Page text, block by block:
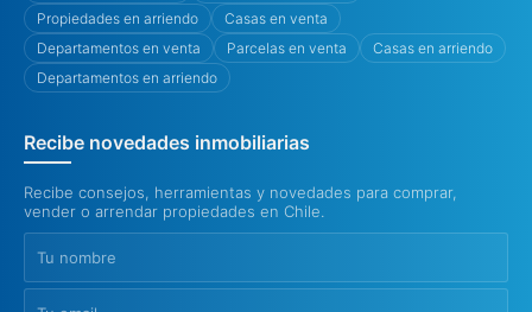
Propiedades en arriendo
Casas en venta
Departamentos en venta
Parcelas en venta
Casas en arriendo
Departamentos en arriendo
Recibe novedades inmobiliarias
Recibe consejos, herramientas y novedades para comprar,
vender o arrendar propiedades en Chile.